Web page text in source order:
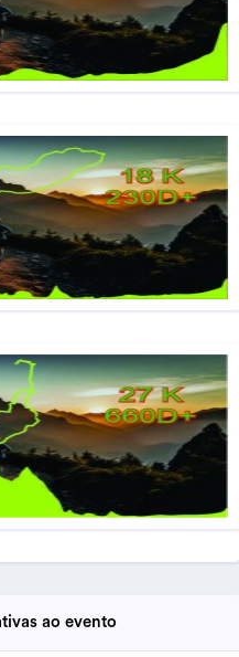
ao evento